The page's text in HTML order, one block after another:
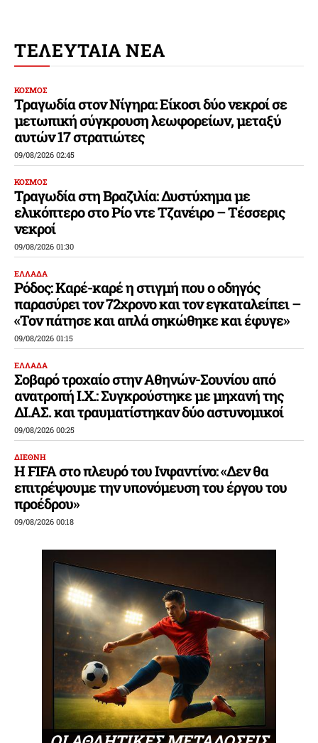
ΤΕΛΕΥΤΑΙΑ ΝΕΑ
ΚΟΣΜΟΣ
Τραγωδία στον Νίγηρα: Είκοσι δύο νεκροί σε
μετωπική σύγκρουση λεωφορείων, μεταξύ
αυτών 17 στρατιώτες
09/08/2026 02:45
ΚΟΣΜΟΣ
Τραγωδία στη Βραζιλία: Δυστύχημα με
ελικόπτερο στο Ρίο ντε Τζανέιρο – Τέσσερις
νεκροί
09/08/2026 01:30
ΕΛΛΑΔΑ
Ρόδος: Καρέ-καρέ η στιγμή που ο οδηγός
παρασύρει τον 72χρονο και τον εγκαταλείπει –
«Τον πάτησε και απλά σηκώθηκε και έφυγε»
09/08/2026 01:15
ΕΛΛΑΔΑ
Σοβαρό τροχαίο στην Αθηνών-Σουνίου από
ανατροπή Ι.Χ.: Συγκρούστηκε με μηχανή της
ΔΙ.ΑΣ. και τραυματίστηκαν δύο αστυνομικοί
09/08/2026 00:25
ΔΙΕΘΝΗ
Η FIFA στο πλευρό του Ινφαντίνο: «Δεν θα
επιτρέψουμε την υπονόμευση του έργου του
προέδρου»
09/08/2026 00:18